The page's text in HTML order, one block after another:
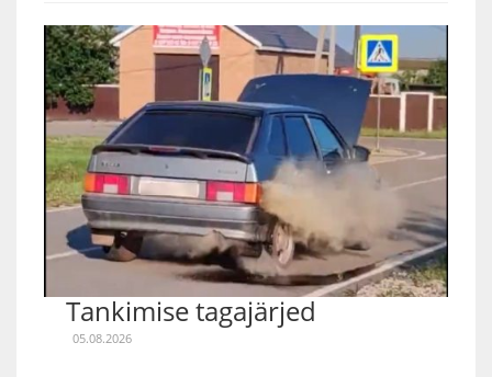
Tankimise tagajärjed
05.08.2026